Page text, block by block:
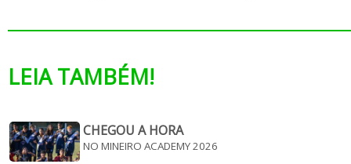
LEIA TAMBÉM!
CHEGOU A HORA
NO MINEIRO ACADEMY 2026